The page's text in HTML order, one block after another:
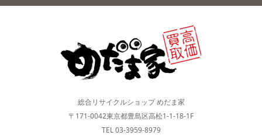
総合リサイクルショップ めだま家
〒171-0042東京都豊島区高松1-1-18-1F
TEL 03-3959-8979